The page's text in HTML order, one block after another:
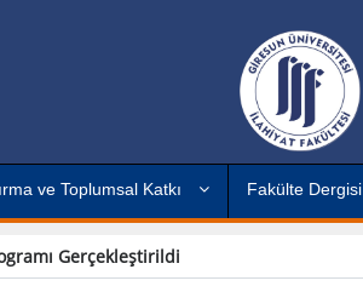
ve Toplumsal Katkı Fakülte Dergisi
Gerçekleştirildi